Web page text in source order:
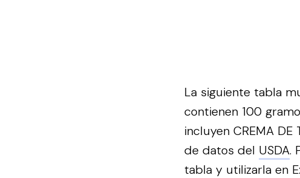
La siguiente tabla
contienen 100
incluyen CREMA
de datos del USDA.
tabla y utilizarla en